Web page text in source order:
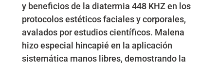
y beneficios de la diatermia 448 KHZ en los
protocolos estéticos faciales y corporales,
avalados por estudios científicos. Malena
hizo especial hincapié en la aplicación
sistemática manos libres, demostrando la